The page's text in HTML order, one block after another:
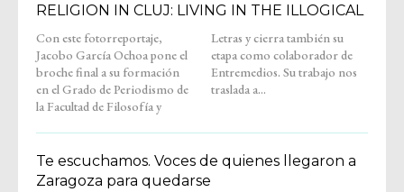
RELIGION IN CLUJ: LIVING IN THE ILLOGICAL
Con este fotorreportaje,
Jacobo García Ochoa pone el
broche final a su formación
en el Grado de Periodismo de
la Facultad de Filosofía y
Letras y cierra también su
etapa como colaborador de
Entremedios. Su trabajo nos
traslada a...
Te escuchamos. Voces de quienes llegaron a
Zaragoza para quedarse